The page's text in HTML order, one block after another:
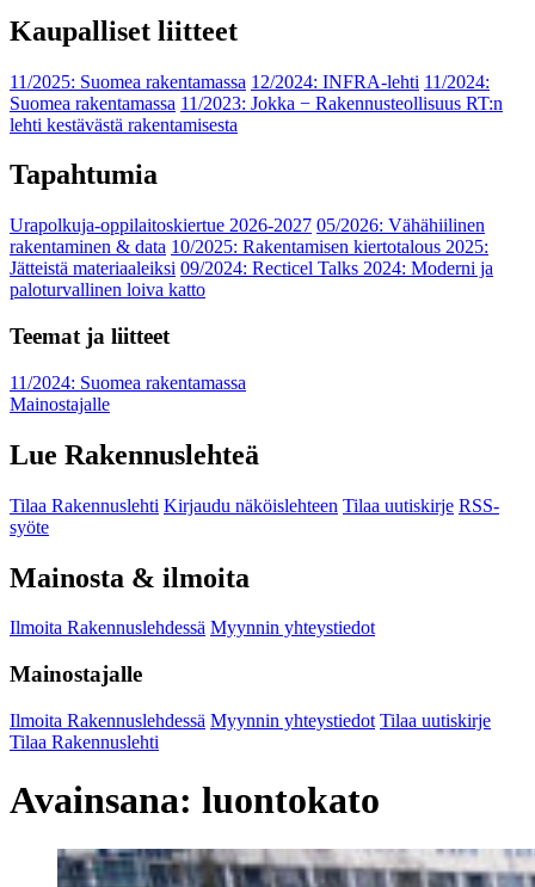
Kaupalliset liitteet
11/2025: Suomea rakentamassa 12/2024: INFRA-lehti 11/2024:
Suomea rakentamassa 11/2023: Jokka − Rakennusteollisuus RT:n
lehti kestävästä rakentamisesta
Tapahtumia
Urapolkuja-oppilaitoskiertue 2026-2027 05/2026: Vähähiilinen
rakentaminen & data 10/2025: Rakentamisen kiertotalous 2025:
Jätteistä materiaaleiksi 09/2024: Recticel Talks 2024: Moderni ja
paloturvallinen loiva katto
Teemat ja liitteet
11/2024: Suomea rakentamassa
Mainostajalle
Lue Rakennuslehteä
Tilaa Rakennuslehti Kirjaudu näköislehteen Tilaa uutiskirje RSS-
syöte
Mainosta & ilmoita
Ilmoita Rakennuslehdessä Myynnin yhteystiedot
Mainostajalle
Ilmoita Rakennuslehdessä Myynnin yhteystiedot Tilaa uutiskirje
Tilaa Rakennuslehti
Avainsana: luontokato